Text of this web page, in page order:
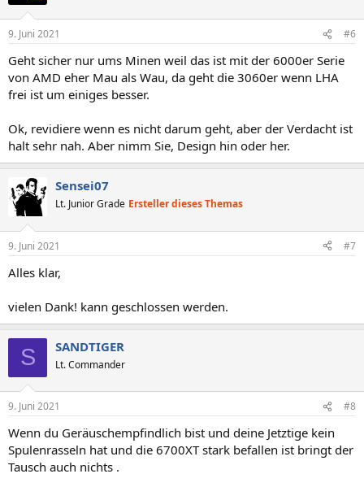
9. Juni 2021 #6
Geht sicher nur ums Minen weil das ist mit der 6000er Serie
von AMD eher Mau als Wau, da geht die 3060er wenn LHA
frei ist um einiges besser.
Ok, revidiere wenn es nicht darum geht, aber der Verdacht ist
halt sehr nah. Aber nimm Sie, Design hin oder her.
Sensei07
Lt. Junior Grade Ersteller dieses Themas
9. Juni 2021 #7
Alles klar,
vielen Dank! kann geschlossen werden.
S SANDTIGER
Lt. Commander
9. Juni 2021 #8
Wenn du Geräuschempfindlich bist und deine Jetztige kein
Spulenrasseln hat und die 6700XT stark befallen ist bringt der
Tausch auch nichts .